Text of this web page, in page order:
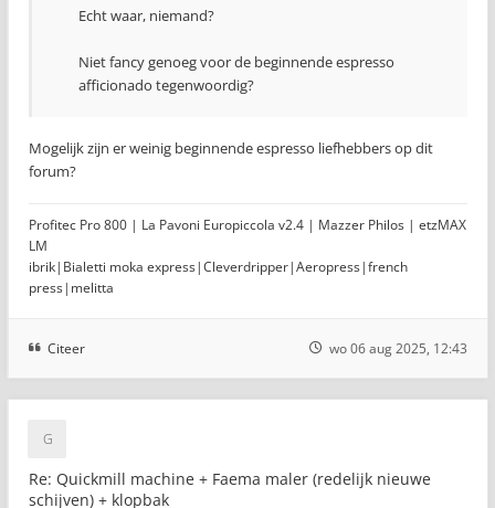
Echt waar, niemand?
Niet fancy genoeg voor de beginnende espresso
afficionado tegenwoordig?
Mogelijk zijn er weinig beginnende espresso liefhebbers op dit
forum?
Profitec Pro 800 | La Pavoni Europiccola v2.4 | Mazzer Philos | etzMAX
LM
ibrik|Bialetti moka express|Cleverdripper|Aeropress|french
press|melitta
Citeer wo 06 aug 2025, 12:43
Re: Quickmill machine + Faema maler (redelijk nieuwe
schijven) + klopbak